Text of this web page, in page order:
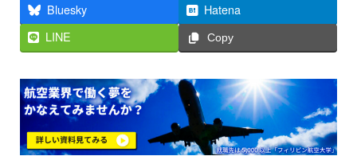
Bluesky
Hatena
LINE
Copy